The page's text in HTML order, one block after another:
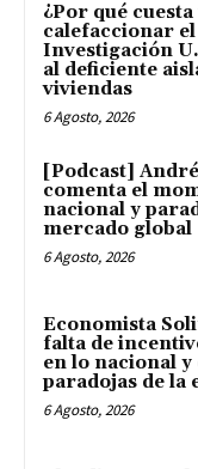
¿Por qué
calefaccionar
Investigación
al deficiente
viviendas
6 Agosto, 2026
[Podcast]
comenta el
nacional y
mercado global
6 Agosto, 2026
Economista
falta de
en lo nacional
paradojas de la
6 Agosto, 2026